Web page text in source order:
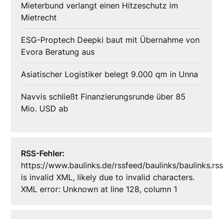
Mieterbund verlangt einen Hitzeschutz im
Mietrecht
ESG-Proptech Deepki baut mit Übernahme von
Evora Beratung aus
Asiatischer Logistiker belegt 9.000 qm in Unna
Navvis schließt Finanzierungsrunde über 85
Mio. USD ab
RSS-Fehler:
https://www.baulinks.de/rssfeed/baulinks/baulinks.rss
is invalid XML, likely due to invalid characters.
XML error: Unknown at line 128, column 1